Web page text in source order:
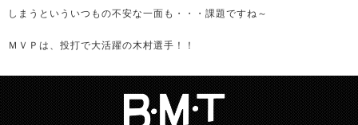
しまうといういつもの不安な一面も・・・課題ですね～
ＭＶＰは、投打で大活躍の木村選手！！